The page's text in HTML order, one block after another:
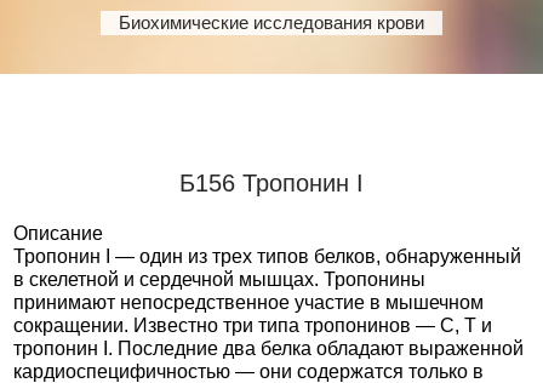
Биохимические исследования крови
Б156 Тропонин I
Описание
Тропонин I — один из трех типов белков, обнаруженный
в скелетной и сердечной мышцах. Тропонины
принимают непосредственное участие в мышечном
сокращении. Известно три типа тропонинов — С, Т и
тропонин I. Последние два белка обладают выраженной
кардиоспецифичностью — они содержатся только в